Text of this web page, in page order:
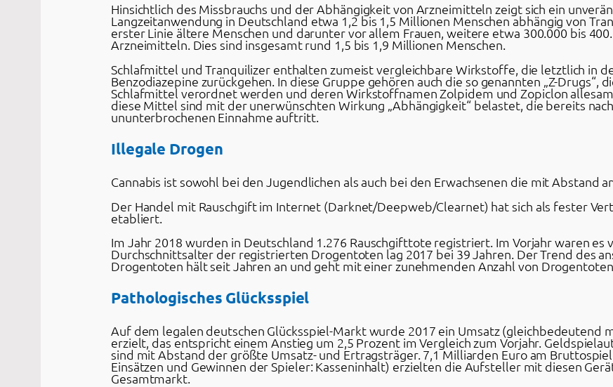
Hinsichtlich des Missbrauchs und der Abhängigkeit von Arzneimitteln zeigt sich ein
Langzeitanwendung in Deutschland etwa 1,2 bis 1,5 Millionen Menschen abhängig von
erster Linie ältere Menschen und darunter vor allem Frauen, weitere etwa 300.000 bis
Arzneimitteln. Dies sind insgesamt rund 1,5 bis 1,9 Millionen Menschen.
Schlafmittel und Tranquilizer enthalten zumeist vergleichbare Wirkstoffe, die letztlich in
Benzodiazepine zurückgehen. In diese Gruppe gehören auch die so genannten „Z-Drugs“,
Schlafmittel verordnet werden und deren Wirkstoffnamen Zolpidem und Zopiclon
diese Mittel sind mit der unerwünschten Wirkung „Abhängigkeit“ belastet, die bereits
ununterbrochenen Einnahme auftritt.
Illegale Drogen
Cannabis ist sowohl bei den Jugendlichen als auch bei den Erwachsenen die mit Abstand
Der Handel mit Rauschgift im Internet (Darknet/Deepweb/Clearnet) hat sich als fester
etabliert.
Im Jahr 2018 wurden in Deutschland 1.276 Rauschgifttote registriert. Im Vorjahr waren es
Durchschnittsalter der registrierten Drogentoten lag 2017 bei 39 Jahren. Der Trend des
Drogentoten hält seit Jahren an und geht mit einer zunehmenden Anzahl von
Pathologisches Glücksspiel
Auf dem legalen deutschen Glücksspiel-Markt wurde 2017 ein Umsatz (gleichbedeutend
erzielt, das entspricht einem Anstieg um 2,5 Prozent im Vergleich zum Vorjahr.
sind mit Abstand der größte Umsatz- und Ertragsträger. 7,1 Milliarden Euro am
Einsätzen und Gewinnen der Spieler: Kasseninhalt) erzielten die Aufsteller mit diesen
Gesamtmarkt.